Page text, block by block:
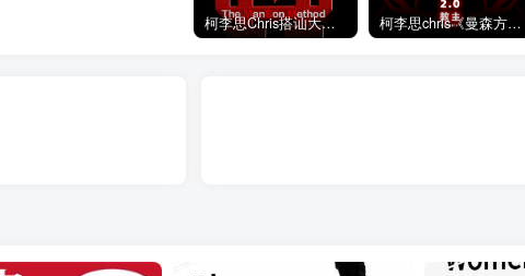
柯李思Chris搭讪大师“曼森方法”完整版下载 柯李思chris《曼森方法2.0课程》百度云免费下载